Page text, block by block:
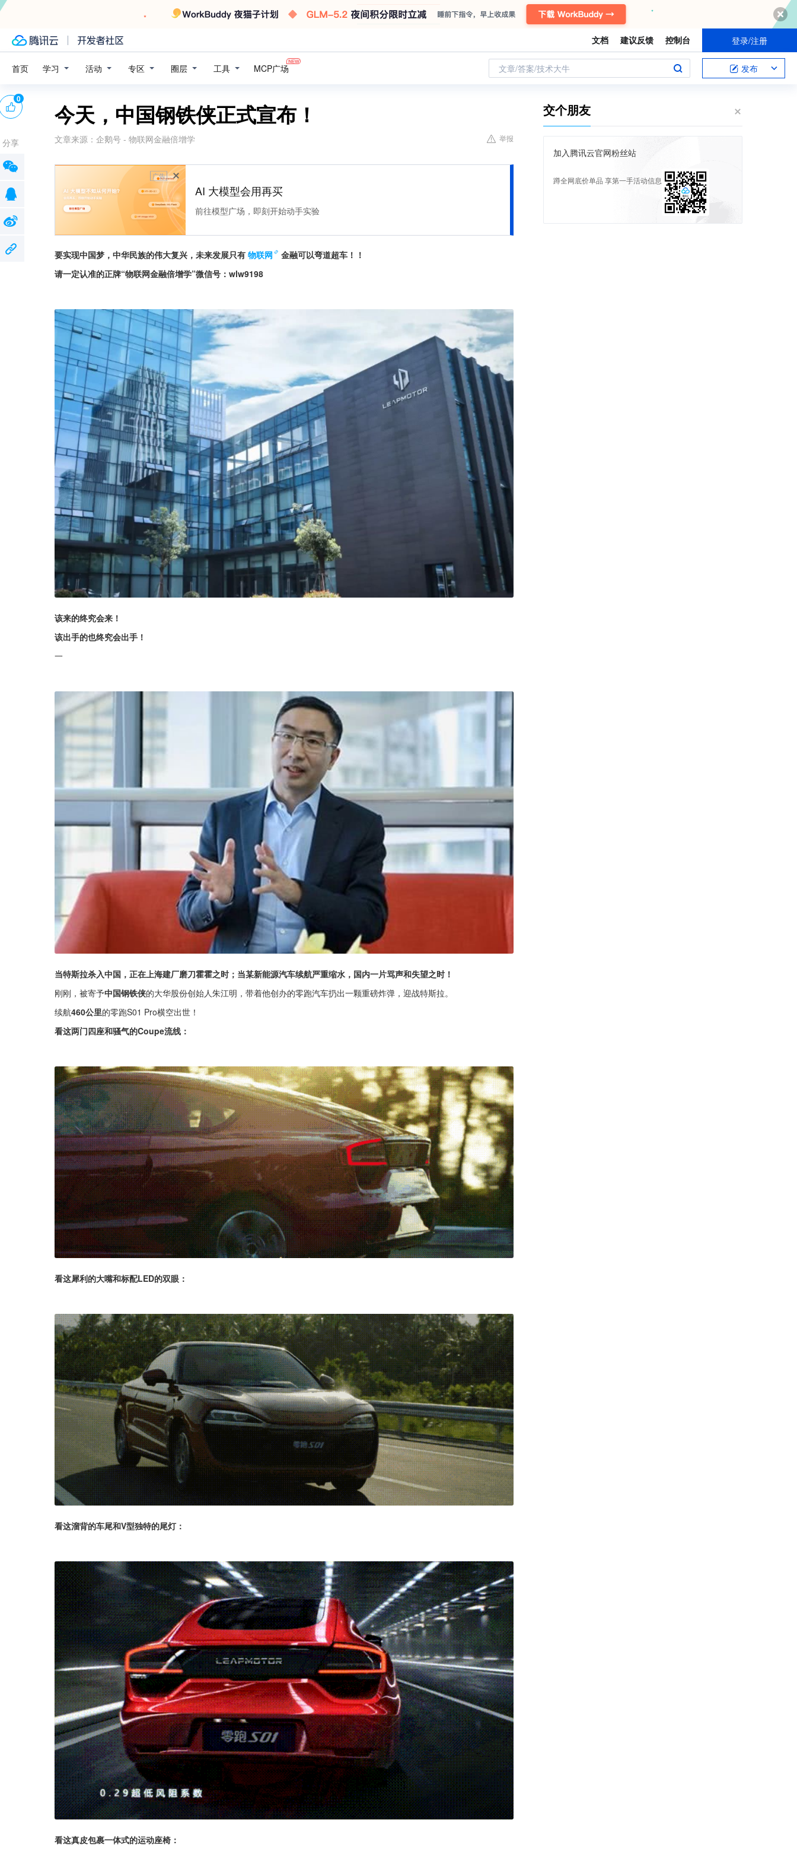
文档 建议反馈 控制台 登录/注册
首页 学习 活动 专区 圈层 工具 MCP广场 文章/答案/技术大牛 发布
今天，中国钢铁侠正式宣布！
文章来源： 企鹅号 - 物联网金融倍增学 举报
广告
AI 大模型会用再买
前往模型广场，即刻开始动手实验
要实现中国梦，中华民族的伟大复兴，未来发展只有 物联网
金融可以弯道超车！！
请一定认准的正牌“物联网金融倍增学”微信号：wlw9198
该来的终究会来！
该出手的也终究会出手！
一
当特斯拉杀入中国，正在上海建厂磨刀霍霍之时；当某新能源汽车续航严重缩水，国内一片骂声和失望之时！
刚刚，被寄予中国钢铁侠的大华股份创始人朱江明，带着他创办的零跑汽车扔出一颗重磅炸弹，迎战特斯拉。
续航460公里的零跑S01 Pro横空出世！
看这两门四座和骚气的Coupe流线：
看这犀利的大嘴和标配LED的双眼：
看这溜背的车尾和V型独特的尾灯：
看这真皮包裹一体式的运动座椅：
0
分享
交个朋友
加入腾讯云官网粉丝站
蹲全网底价单品 享第一手活动信息